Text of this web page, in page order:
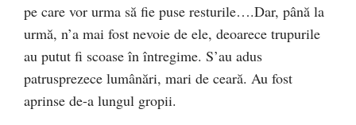
pe care vor urma să fie puse resturile….Dar, până la
urmă, n’a mai fost nevoie de ele, deoarece trupurile
au putut fi scoase în întregime. S’au adus
patrusprezece lumânări, mari de ceară. Au fost
aprinse de-a lungul gropii.